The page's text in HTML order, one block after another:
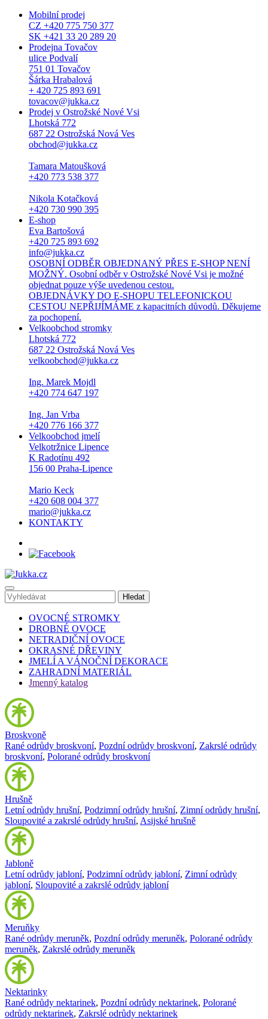
Mobilní prodej
CZ +420 775 750 377
SK +421 33 20 289 20
Prodejna Tovačov
ulice Podvalí
751 01 Tovačov
Šárka Hrabalová
+ 420 725 893 691
tovacov@jukka.cz
Prodej v Ostrožské Nové Vsi
Lhotská 772
687 22 Ostrožská Nová Ves
obchod@jukka.cz
Tamara Matoušková
+420 773 538 377
Nikola Kotačková
+420 730 990 395
E-shop
Eva Bartošová
+420 725 893 692
info@jukka.cz
OSOBNÍ ODBĚR OBJEDNANÝ PŘES E-SHOP NENÍ
MOŽNÝ. Osobní odběr v Ostrožské Nové Vsi je možné
objednat pouze výše uvedenou cestou.
OBJEDNÁVKY DO E-SHOPU TELEFONICKOU
CESTOU NEPŘIJÍMÁME z kapacitních důvodů. Děkujeme
za pochopení.
Velkoobchod stromky
Lhotská 772
687 22 Ostrožská Nová Ves
velkoobchod@jukka.cz
Ing. Marek Mojdl
+420 774 647 197
Ing. Jan Vrba
+420 776 166 377
Velkoobchod jmelí
Velkotržnice Lipence
K Radotínu 492
156 00 Praha-Lipence
Mario Keck
+420 608 004 377
mario@jukka.cz
KONTAKTY
OVOCNÉ STROMKY
DROBNÉ OVOCE
NETRADIČNÍ OVOCE
OKRASNÉ DŘEVINY
JMELÍ A VÁNOČNÍ DEKORACE
ZAHRADNÍ MATERIÁL
Jmenný katalog
Broskvoně
Rané odrůdy broskvoní, Pozdní odrůdy broskvoní, Zakrslé odrůdy
broskvoní, Polorané odrůdy broskvoní
Hrušně
Letní odrůdy hrušní, Podzimní odrůdy hrušní, Zimní odrůdy hrušní,
Sloupovité a zakrslé odrůdy hrušní, Asijské hrušně
Jabloně
Letní odrůdy jabloní, Podzimní odrůdy jabloní, Zimní odrůdy
jabloní, Sloupovité a zakrslé odrůdy jabloní
Meruňky
Rané odrůdy meruněk, Pozdní odrůdy meruněk, Polorané odrůdy
meruněk, Zakrslé odrůdy meruněk
Nektarinky
Rané odrůdy nektarinek, Pozdní odrůdy nektarinek, Polorané
odrůdy nektarinek, Zakrslé odrůdy nektarinek